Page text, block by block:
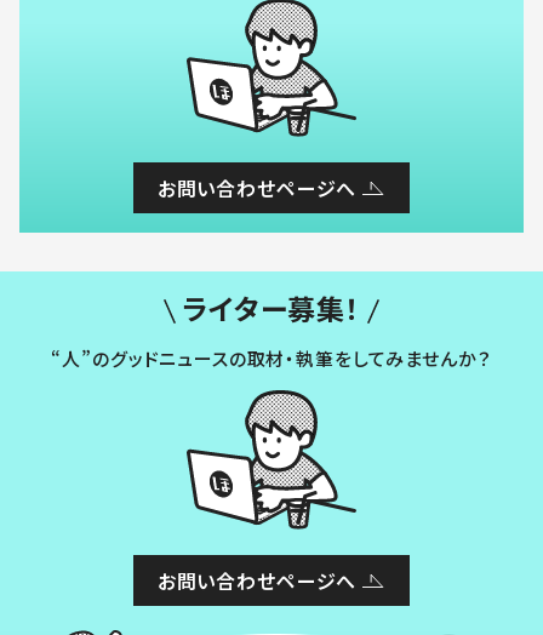
お問い合わせページへ
ライター募集！
“人”のグッドニュースの取材・執筆をしてみませんか？
お問い合わせページへ